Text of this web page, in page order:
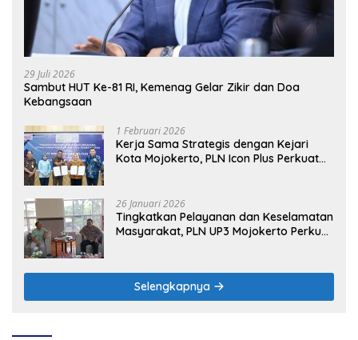
29 Juli 2026
Sambut HUT Ke-81 RI, Kemenag Gelar Zikir dan Doa
Kebangsaan
1 Februari 2026
Kerja Sama Strategis dengan Kejari
Kota Mojokerto, PLN Icon Plus Perkuat
26 Januari 2026
Tingkatkan Pelayanan dan Keselamatan
Masyarakat, PLN UP3 Mojokerto Perkuat
Selengkapnya